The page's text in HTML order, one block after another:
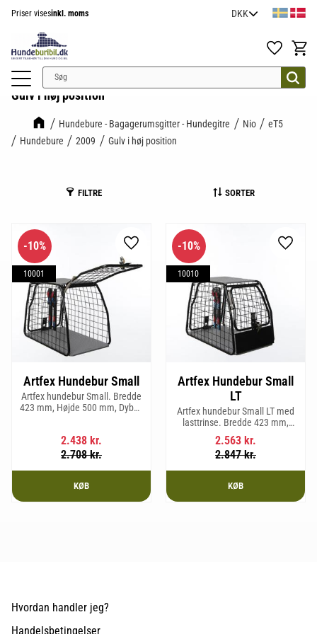
Priser visesinkl. moms
Favoritter
Gulv i høj position
Hundebure - Bagagerumsgitter - Hundegitre Nio
eT5
Hundebure
2009 Gulv i høj position
FILTRE SORTER
Artfex Hundebur Small
Artfex hundebur Small. Bredde
423 mm, Højde 500 mm, Dybde
2.438 kr.
2.708kr.
10%
10001
Gem som favorit
KØB
Artfex Hundebur Small
LT
Artfex hundebur Small LT med
lasttrinse. Bredde 423 mm,
Højde 500 mm, Dybde 670 mm
og vægt 12,9 kg.
2.563 kr.
2.847kr.
10%
10010
Gem
KØB
Hvordan handler jeg?
Handelsbetingelser